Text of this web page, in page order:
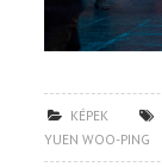
KÉPEK
YUEN WOO-PING